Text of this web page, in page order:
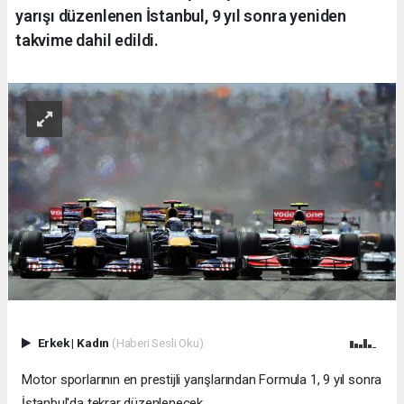
yarışı düzenlenen İstanbul, 9 yıl sonra yeniden
takvime dahil edildi.
Erkek| Kadın (Haberi Sesli Oku)
Motor sporlarının en prestijli yarışlarından Formula 1, 9 yıl sonra